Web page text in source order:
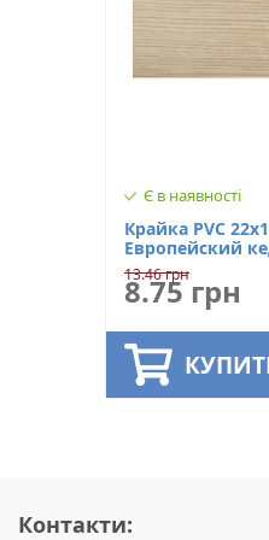
Є в наявності
Крайка PVC
Европейский
13.46 грн
8.75 грн
Контакти: